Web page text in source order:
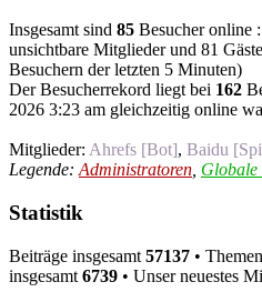
Insgesamt sind 85 Besucher online
unsichtbare Mitglieder und 81
Besuchern der letzten 5 Minuten)
Der Besucherrekord liegt bei 162
2026 3:23 am gleichzeitig online
Mitglieder: Ahrefs [Bot], Baidu
Legende: Administratoren Globale
Statistik
Beiträge insgesamt 57137 •
insgesamt 6739 • Unser neuestes